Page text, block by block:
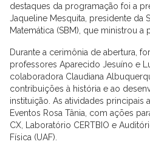
destaques da programação foi a
Jaqueline Mesquita, presidente da
Matemática (SBM), que ministrou a
Durante a cerimônia de abertura,
professores Aparecido Jesuíno e
colaboradora Claudiana
contribuições à história e ao
instituição. As atividades
Eventos Rosa Tânia, com ações
CX, Laboratório CERTBIO e
Física (UAF).